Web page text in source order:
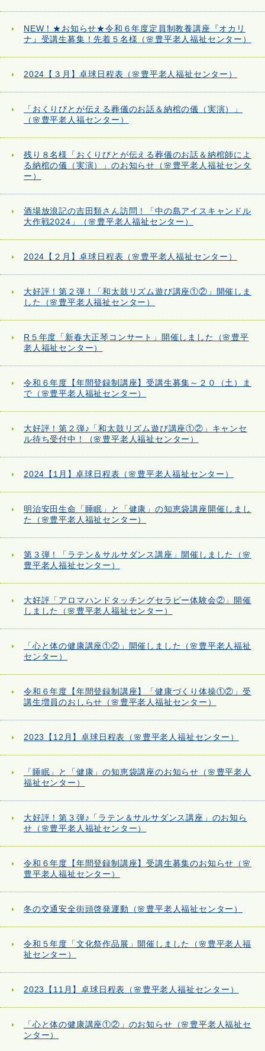
NEW！★お知らせ★令和６年度定員制教養講座『オカリ
ナ』受講生募集！先着５名様（🌸豊平老人福祉センター）
2024【３月】卓球日程表（🌸豊平老人福祉センター）
「おくりびとが伝える葬儀のお話＆納棺の儀（実演）」
（🌸豊平老人福センター）
残り８名様「おくりびとが伝える葬儀のお話＆納棺師によ
る納棺の儀（実演）」のお知らせ（🌸豊平老人福祉センタ
ー）
酒場放浪記の吉田類さん訪問！「中の島アイスキャンドル
大作戦2024」（🌸豊平老人福祉センター）
2024【２月】卓球日程表（🌸豊平老人福祉センター）
大好評！第２弾！「和太鼓リズム遊び講座①②」開催しま
した（🌸豊平老人福祉センター）
R５年度「新春大正琴コンサート」開催しました（🌸豊平
老人福祉センター）
令和６年度【年間登録制講座】受講生募集～２０（土）ま
で（🌸豊平老人福祉センター）
大好評！第２弾♪「和太鼓リズム遊び講座①②」キャンセ
ル待ち受付中！（🌸豊平老人福祉センター）
2024【1月】卓球日程表（🌸豊平老人福祉センター）
明治安田生命「睡眠」と「健康」の知恵袋講座開催しまし
た（🌸豊平老人福祉センター）
第３弾！「ラテン＆サルサダンス講座」開催しました（🌸
豊平老人福祉センター）
大好評「アロマハンドタッチングセラピー体験会②」開催
しました（🌸豊平老人福祉センター）
「心と体の健康講座①②」開催しました（🌸豊平老人福祉
センター）
令和６年度【年間登録制講座】「健康づくり体操①②」受
講生増員のおしらせ（🌸豊平老人福祉センター）
2023【12月】卓球日程表（🌸豊平老人福祉センター）
「睡眠」と「健康」の知恵袋講座のお知らせ（🌸豊平老人
福祉センター）
大好評！第３弾♪「ラテン＆サルサダンス講座」のお知ら
せ（🌸豊平老人福祉センター）
令和６年度【年間登録制講座】受講生募集のお知らせ（🌸
豊平老人福祉センター）
冬の交通安全街頭啓発運動（🌸豊平老人福祉センター）
令和５年度「文化祭作品展」開催しました（🌸豊平老人福
祉センター）
2023【11月】卓球日程表（🌸豊平老人福祉センター）
「心と体の健康講座①②」のお知らせ（🌸豊平老人福祉セ
ンター）